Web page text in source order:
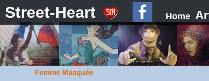
Street-Heart Home
Femme Masquée